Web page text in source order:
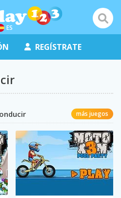
ES
REGÍSTRATE
más juegos